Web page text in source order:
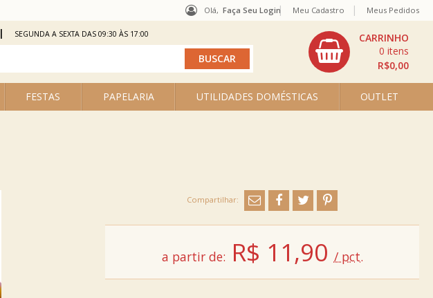
Olá, Faça Seu Login Meu Cadastro Meus Pedidos
FESTAS PAPELARIA UTILIDADES DOMÉSTICAS OUTLET
SEGUNDA A SEXTA DAS 09:30 ÀS 17:00
R$0,00
0
a partir de: R$ 11,90 / pct.